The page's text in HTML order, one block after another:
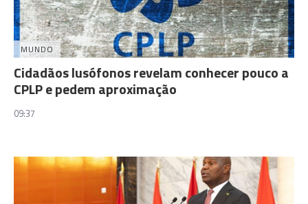
MUNDO
Cidadãos lusófonos revelam conhecer pouco a
CPLP e pedem aproximação
09:37